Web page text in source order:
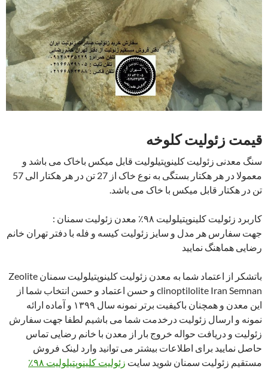
قیمت زئولیت کلوخه
سنگ معدنی زئولیت کلینوپتیلولیت قابل میکس باخاک می باشد و
معمولا در هر هکتار بستگی به نوع خاک از 27 تن در هر هکتار الی 57
تن در هکتار قابل میکس با خاک می باشد.
کاربرد زئولیت کلینوپتیلولیت ۹۸٪ معدن زئولیت سمنان :
جهت سفارس هر مدل و سایز زئولیت کیسه و فله با دفتر تهران خانم
رضایی هماهنگ نمایید
باتشکر از اعتماد شما به معدن زئولیت کلینوپتیلولیت سمنان Zeolite
clinoptilolite Iran Semnan و حسن اعتماد و حسن انتخاب شما از
این معدن و همچنان باکیفیت برتر نمونه سال ۱۳۹۹ و آماده ارائه
نمونه و ارسال زئولیت درخدمت شما می باشیم لطفا جهت سفارش
زئولیت و دریافت حواله خروج بار از معدن با خانم رضایی تماس
حاصل نمایید برای اطلاعات بیشتر می توانید وارد لینک فروش
مستقیم زئولیت سمنان شوید سایت زئولیت کلینوپتیلولیت ۹۸٪